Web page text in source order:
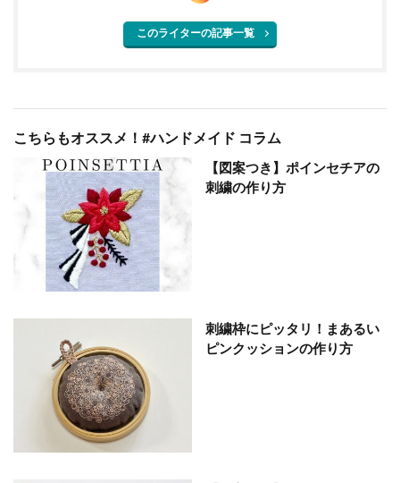
このライターの記事一覧
こちらもオススメ！#ハンドメイド コラム
【図案つき】ポインセチアの
刺繍の作り方
刺繍枠にピッタリ！まあるい
ピンクッションの作り方